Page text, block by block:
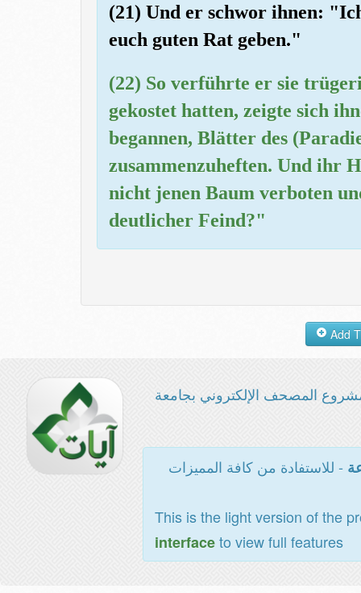
(21) Und er schwor ihnen:
euch guten Rat geben."
(22) So verführte er sie
gekostet hatten, zeigte sich
begannen, Blätter des
zusammenzuheften. Und ihr
nicht jenen Baum verboten
deutlicher Feind?"
المصحف الإلكتروني بجامعة
- للاستفادة من كافة المميزات
This is the light version of the
interfaceto view full features